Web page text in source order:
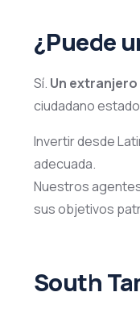
¿Puede
Sí. Un
ciudadano
Invertir desde
adecuada.
Nuestros
sus objetivos
South